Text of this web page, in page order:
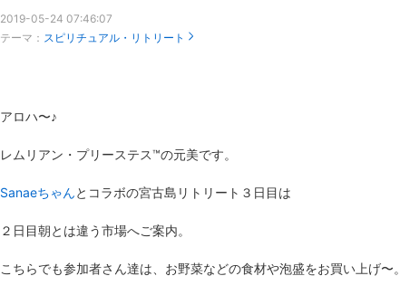
2019-05-24 07:46:07
テーマ： スピリチュアル・リトリート
アロハ〜♪
レムリアン・プリーステス™️の元美です。
Sanaeちゃんとコラボの宮古島リトリート３日目は
２日目朝とは違う市場へご案内。
こちらでも参加者さん達は、お野菜などの食材や泡盛をお買い上げ〜。